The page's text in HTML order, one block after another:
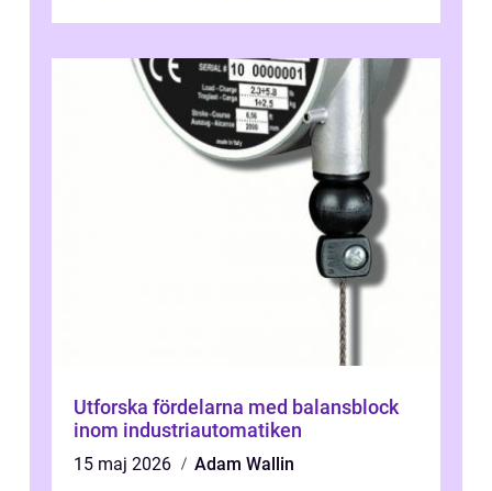
Utforska fördelarna med balansblock
inom industriautomatiken
15 maj 2026
Adam Wallin